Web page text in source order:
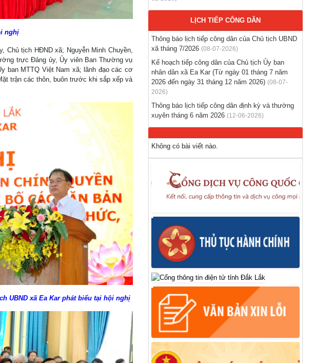
nghị
Chủ tịch HĐND xã; Nguyễn Minh Chuyền,
trực Đảng ủy, Ủy viên Ban Thường vụ
ban MTTQ Việt Nam xã; lãnh đạo các cơ
trận các thôn, buôn trước khi sắp xếp và
UBND xã Ea Kar phát biểu tại hội nghị
(03-08-2026)
Thông báo hỗ trợ tư vấn, tuyển dụng lao
động đi làm việc ở nước ngoài theo hợp
đồng
(28-07-2026)
Thông báo tuyển lao động Việt Nam vào các
vị trí dự kiến tuyển dụng người lao động
nước ngoài
(28-07-2026)
LỊCH TIẾP CÔNG DÂN
Thông báo lịch tiếp công dân của Chủ tịch UBND
xã tháng 7/2026 (08-07-2026)
Kế hoạch tiếp công dân của Chủ tịch Ủy ban
nhân dân xã Ea Kar (Từ ngày 01 tháng 7 năm
2026 đến ngày 31 tháng 12 năm 2026) (08-07-
2026)
Thông báo lịch tiếp công dân định kỳ và thường
xuyên tháng 6 năm 2026 (12-06-2026)
Không có bài viết nào.